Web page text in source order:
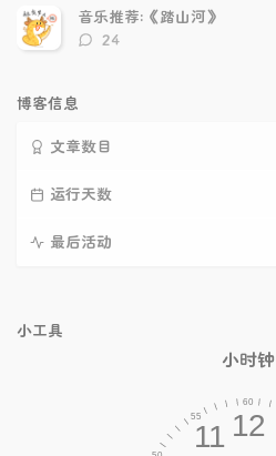
数：
音乐推荐:《踏山河》
评
24
博客信息
文章数目
运行天数
最后活动
小工具
小时钟